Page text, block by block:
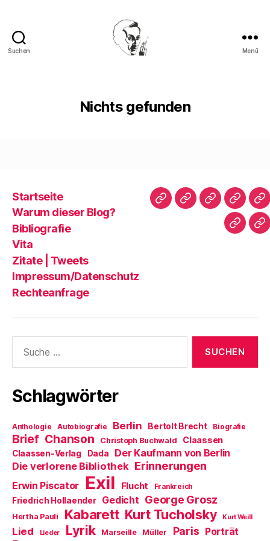
Suchen Menü
Nichts gefunden
Startseite
Warum dieser Blog?
Bibliografie
Vita
Zitate | Tweets
Impressum/Datenschutz
Rechteanfrage
Startseite
WarumBibliografie
Vita
|
nach:
Schlagwörter
Anthologie Autobiografie Berlin Bertolt Brecht Biografie
Brief Chanson Christoph Buchwald Claassen
Claassen-Verlag Dada Der Kaufmann von Berlin
Die verlorene Bibliothek Erinnerungen
Erwin Piscator Exil Flucht Frankreich
Friedrich Hollaender Gedicht George Grosz
Hertha Pauli Kabarett Kurt Tucholsky Kurt Weill
Lied Lieder Lyrik Marseille Müller Paris Porträt